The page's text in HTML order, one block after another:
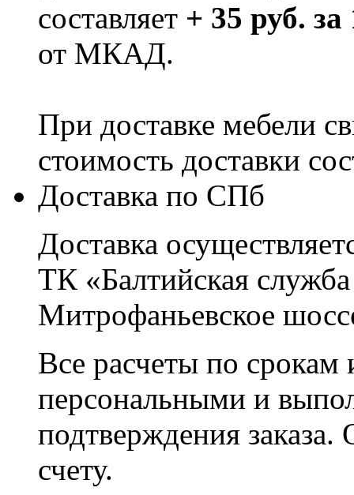
составляет + 35 руб.
от МКАД.
При доставке мебели
стоимость доставки
Доставка по СПб
Доставка
ТК «Балтийская
Митрофаньевское
Все расчеты по срокам
персональными и
подтверждения заказа.
счету.